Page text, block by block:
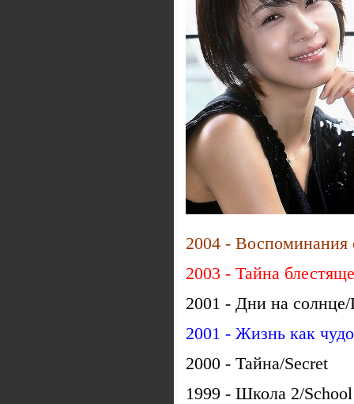
2004 -
2003 - Тайна
2001 - Дни на
2001 - Жизнь как
2000 - Тайна/Secret
1999 - Школа 2/